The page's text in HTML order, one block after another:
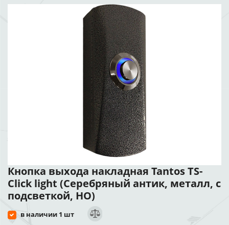
Кнопка выхода накладная Tantos TS-
Click light (Серебряный антик, металл, с
подсветкой, НО)
в наличии 1 шт